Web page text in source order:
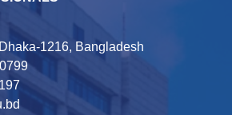
1216, Bangladesh